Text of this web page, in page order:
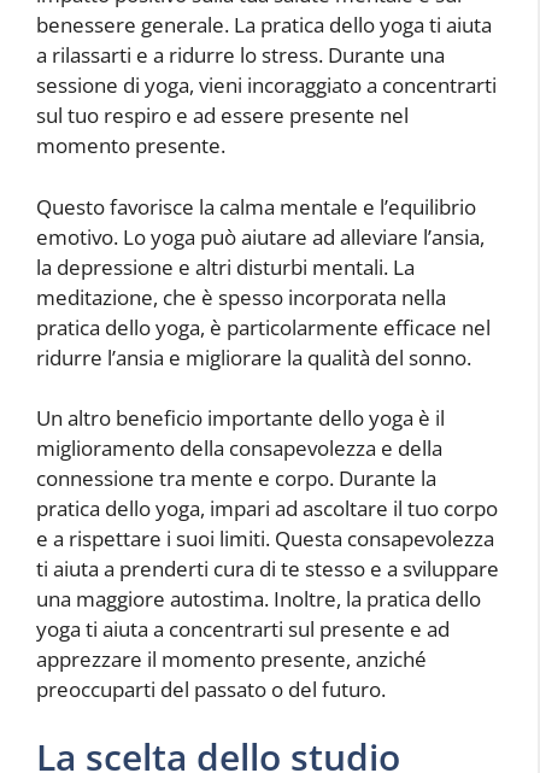
benessere generale. La pratica dello yoga ti aiuta
a rilassarti e a ridurre lo stress. Durante una
sessione di yoga, vieni incoraggiato a concentrarti
sul tuo respiro e ad essere presente nel
momento presente.
Questo favorisce la calma mentale e l’equilibrio
emotivo. Lo yoga può aiutare ad alleviare l’ansia,
la depressione e altri disturbi mentali. La
meditazione, che è spesso incorporata nella
pratica dello yoga, è particolarmente efficace nel
ridurre l’ansia e migliorare la qualità del sonno.
Un altro beneficio importante dello yoga è il
miglioramento della consapevolezza e della
connessione tra mente e corpo. Durante la
pratica dello yoga, impari ad ascoltare il tuo corpo
e a rispettare i suoi limiti. Questa consapevolezza
ti aiuta a prenderti cura di te stesso e a sviluppare
una maggiore autostima. Inoltre, la pratica dello
yoga ti aiuta a concentrarti sul presente e ad
apprezzare il momento presente, anziché
preoccuparti del passato o del futuro.
La scelta dello studio